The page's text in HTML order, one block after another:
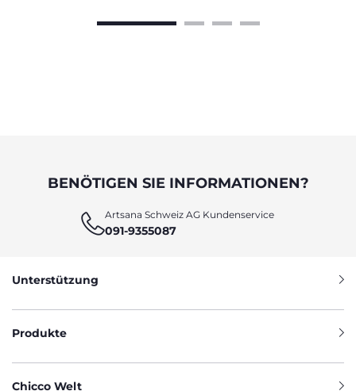
BENÖTIGEN SIE INFORMATIONEN?
Artsana Schweiz AG Kundenservice
091-9355087
Unterstützung
Produkte
Chicco Welt